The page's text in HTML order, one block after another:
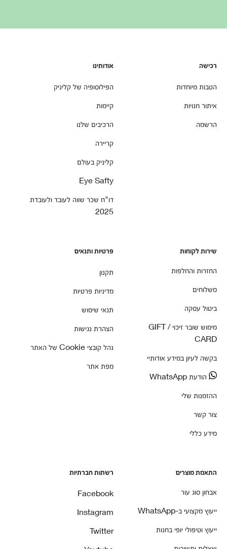
רכישה
הטבות מיוחדות
איתור חנויות
הרשמה
אודותינו
הפילוסופיה של קליניק
קיימות
הרכיבים שלנו
קריירה
קליניק בעולם
Eye Safty
דו"ח שכר שווה לעובד ולעובדת
2025
שירות לקוחות
החזרות והחלפות
משלוחים
ביטול עסקה
מימוש שובר זיכוי / GIFT
CARD
בקשה לעיון במידע אודותיי
הודעת WhatsApp
ההזמנות שלי
צור קשר
מידע כללי
פרטיות ותנאים
תקנון
מדיניות פרטיות
תנאי שימוש
הצהרת נגישות
נהל קובצי Cookie של האתר
מפת אתר
התאמת מוצרים
אבחון סוג עור
ייעוץ מקצועי ב-WhatsApp
ייעוץ וטיפולי יופי בחנות
רשתות חברתיות
Facebook
Instagram
Twitter